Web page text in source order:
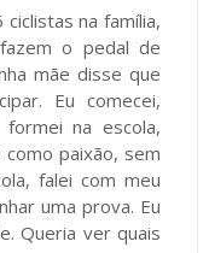
na família,
o pedal de
mãe disse que
Eu comecei,
na escola,
paixão, sem
falei com meu
uma prova. Eu
Queria ver quais